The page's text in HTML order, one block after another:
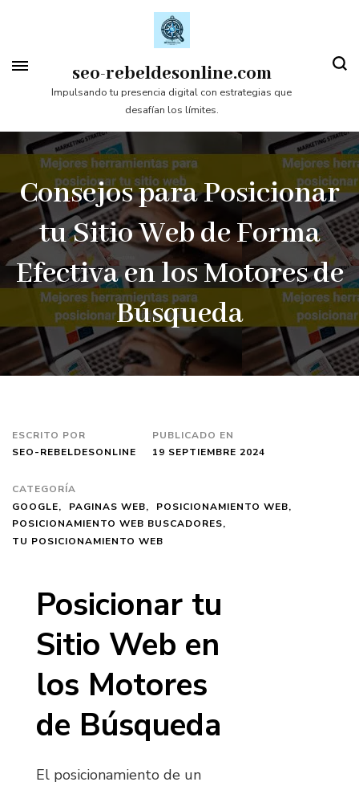
contenido
(presiona
tecla
seo-rebeldesonline.com
Impulsando tu presencia digital con estrategias que
desafían los límites.
Consejos para Posicionar
tu Sitio Web de Forma
Efectiva en los Motores de
Búsqueda
ESCRITO POR
SEO-REBELDESONLINE
PUBLICADO EN
19 SEPTIEMBRE 2024
CATEGORÍA
GOOGLE
PAGINAS WEB
POSICIONAMIENTO WEB
POSICIONAMIENTO WEB BUSCADORES
TU POSICIONAMIENTO WEB
Posicionar tu
Sitio Web en
los Motores
de Búsqueda
El posicionamiento de un